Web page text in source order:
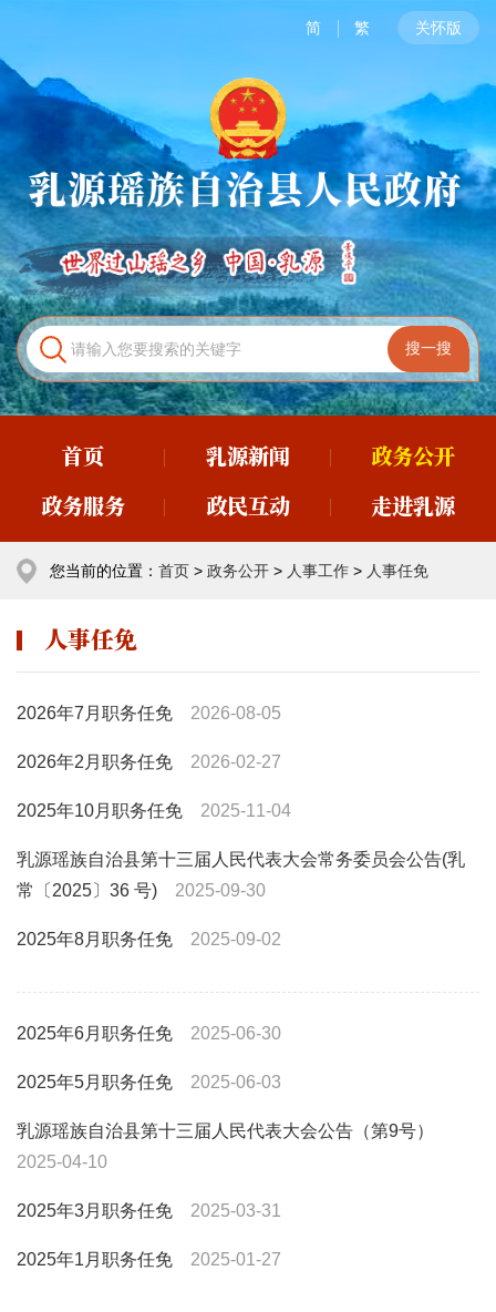
简 繁 关怀版
首页 乳源新闻
政务公开
政务服务
政民互动 走进乳源
您当前的位置： 首页 > 政务公开 > 人事工作 > 人事任免
人事任免
2026年7月职务任免 2026-08-05
2026年2月职务任免 2026-02-27
2025年10月职务任免 2025-11-04
乳源瑶族自治县第十三届人民代表大会常务委员会公告(乳
常〔2025〕36 号)
2025-09-30
2025年8月职务任免 2025-09-02
2025年6月职务任免 2025-06-30
2025年5月职务任免 2025-06-03
乳源瑶族自治县第十三届人民代表大会公告（第9号）
2025-04-10
2025年3月职务任免 2025-03-31
2025年1月职务任免 2025-01-27